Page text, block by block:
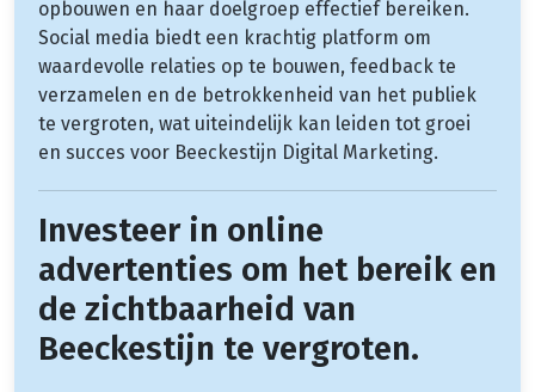
opbouwen en haar doelgroep effectief bereiken.
Social media biedt een krachtig platform om
waardevolle relaties op te bouwen, feedback te
verzamelen en de betrokkenheid van het publiek
te vergroten, wat uiteindelijk kan leiden tot groei
en succes voor Beeckestijn Digital Marketing.
Investeer in online
advertenties om het bereik en
de zichtbaarheid van
Beeckestijn te vergroten.